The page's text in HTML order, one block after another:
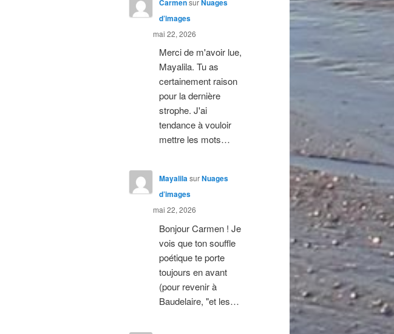
Carmen
Nuages
d’images
mai 22, 2026
Merci de m'avoir lue,
Mayalila. Tu as
certainement raison
pour la dernière
strophe. J'ai
tendance à vouloir
mettre les mots…
MayalilasurNuages
d’images
mai 22, 2026
Bonjour Carmen ! Je
vois que ton souffle
poétique te porte
toujours en avant
(pour revenir à
Baudelaire, "et les…